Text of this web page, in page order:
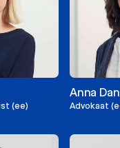
(ee)
Anna
Advokaat